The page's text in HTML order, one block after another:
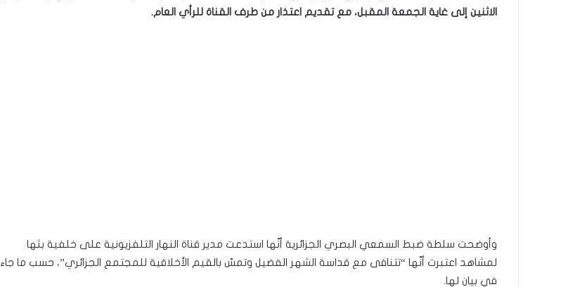
الاثنين إلى غاية الجمعة المقبل، مع تقديم اعتذار من طرف القناة للرأي العام.
وأوضحت سلطة ضبط السمعي البصري الجزائرية أنّها استدعت مدير قناة النهار التلفزيونية على خلفية بثها
لمشاهد اعتبرت أنّها “تتنافى مع قداسة الشهر الفضيل وتمسّ بالقيم الأخلاقية للمجتمع الجزائري”، حسب ما جاء
في بيان لها.